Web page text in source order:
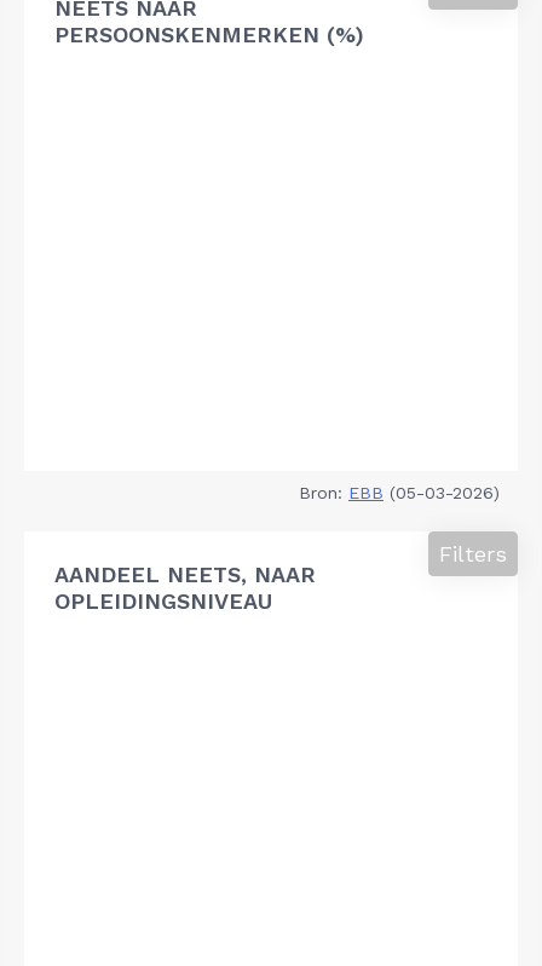
NEETS NAAR
PERSOONSKENMERKEN (%)
Bron: EBB (05-03-2026)
AANDEEL NEETS, NAAR
OPLEIDINGSNIVEAU
Filters